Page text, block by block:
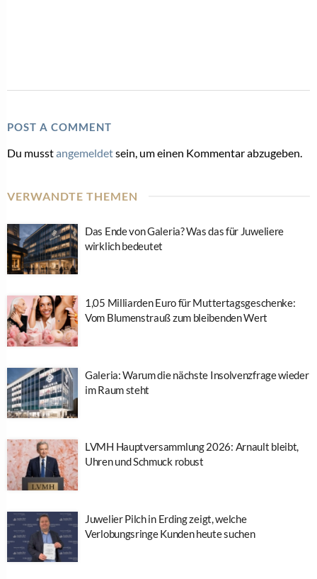
POST A COMMENT
Du musstangemeldetsein, um einen Kommentar abzugeben.
VERWANDTE THEMEN
Das Ende von Galeria? Was das für Juweliere
wirklich bedeutet
1,05 Milliarden Euro für Muttertagsgeschenke:
Vom Blumenstrauß zum bleibenden Wert
Galeria: Warum die nächste Insolvenzfrage wieder
im Raum steht
LVMH Hauptversammlung 2026: Arnault bleibt,
Uhren und Schmuck robust
Juwelier Pilch in Erding zeigt, welche
Verlobungsringe Kunden heute suchen